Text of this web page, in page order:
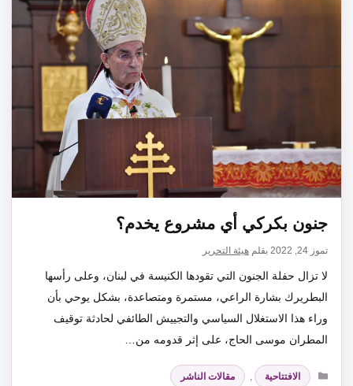
جنون بكركي أي مشروع يخدم؟
تموز 24, 2022 بقلم هيئة التحرير
لا تزال حفلة الجنون التي تقودها الكنيسة في لبنان، وعلى رأسها
البطريرك بشارة الراعي، مستمرة ومتصاعدة، بشكل يوحي بأن
وراء هذا الاستغلال السياسي والتجييش الطائفي لحادثة توقيف
المطران موسى الحاج، على إثر قدومه من…
التصنيفات
الافتتاحية ,
مقالات الناشر